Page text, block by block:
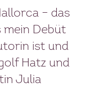
– das
mein Debüt
ist und
Hatz und
Julia